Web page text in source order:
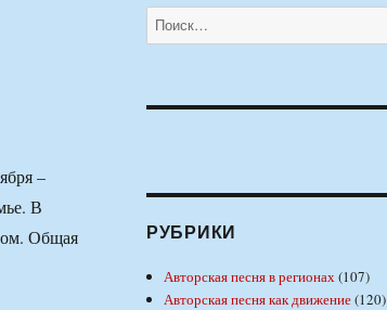
–
В
Общая
Искать:
РУБРИКИ
Авторская песня в регионах(107)
Авторская песня как движение(120)